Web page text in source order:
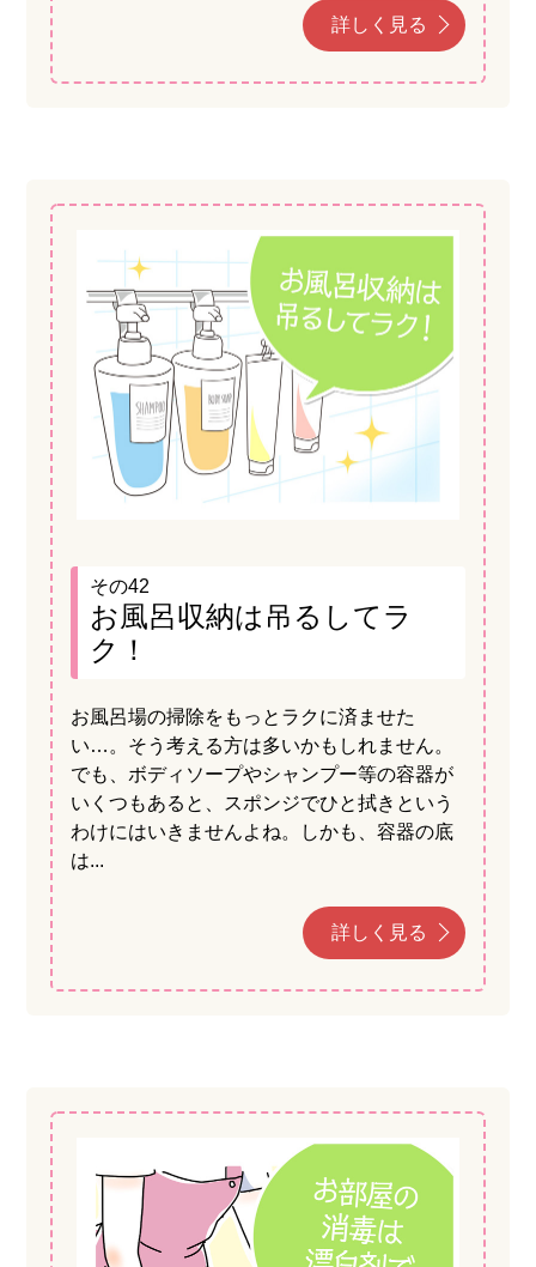
詳しく見る
その42
お風呂収納は吊るしてラ
ク！
お風呂場の掃除をもっとラクに済ませた
い…。そう考える方は多いかもしれません。
でも、ボディソープやシャンプー等の容器が
いくつもあると、スポンジでひと拭きという
わけにはいきませんよね。しかも、容器の底
は...
詳しく見る